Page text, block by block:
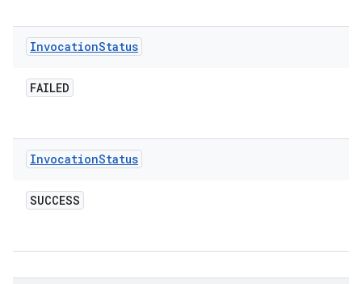
InvocationStatus
FAILED
InvocationStatus
SUCCESS